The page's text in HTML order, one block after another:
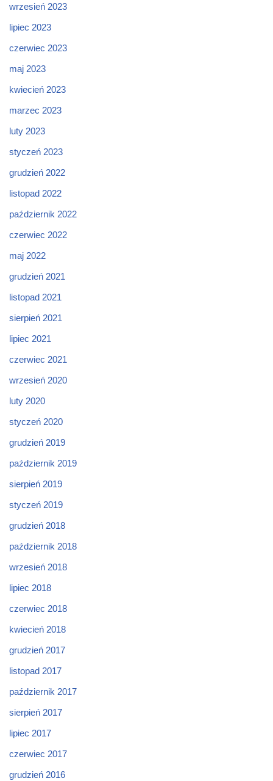
wrzesień 2023
lipiec 2023
czerwiec 2023
maj 2023
kwiecień 2023
marzec 2023
luty 2023
styczeń 2023
grudzień 2022
listopad 2022
październik 2022
czerwiec 2022
maj 2022
grudzień 2021
listopad 2021
sierpień 2021
lipiec 2021
czerwiec 2021
wrzesień 2020
luty 2020
styczeń 2020
grudzień 2019
październik 2019
sierpień 2019
styczeń 2019
grudzień 2018
październik 2018
wrzesień 2018
lipiec 2018
czerwiec 2018
kwiecień 2018
grudzień 2017
listopad 2017
październik 2017
sierpień 2017
lipiec 2017
czerwiec 2017
grudzień 2016